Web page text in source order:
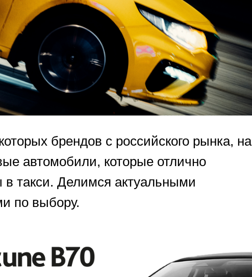
брендов с российского рынка, на
автомобили, которые отлично
в такси. Делимся актуальными
по выбору.